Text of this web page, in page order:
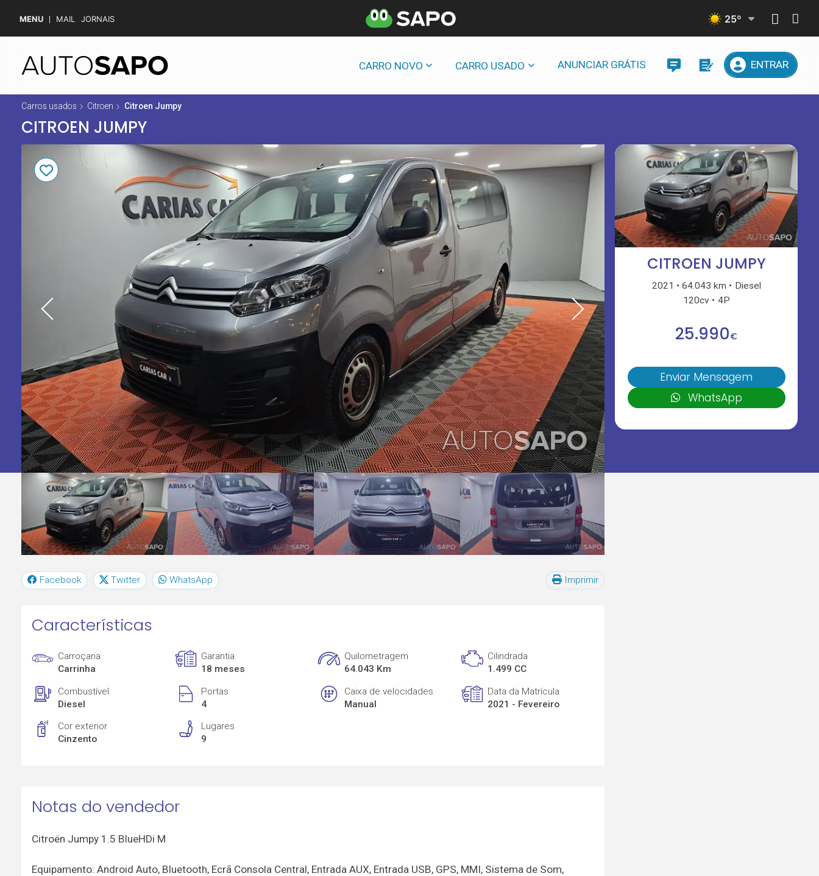
MENU MAIL JORNAIS 25º
CARRO NOVO CARRO USADO ANUNCIAR GRÁTIS ENTRAR
Carros usados Citroen Citroen Jumpy
CITROEN JUMPY
CITROEN JUMPY
2021 64.043 km
Diesel
120cv
4P
25.990€
Enviar Mensagem
WhatsApp
Facebook Twitter WhatsApp Imprimir
Características
Carroçaria
Carrinha
Garantia
18 meses
Quilometragem
64.043 Km
Cilindrada
1.499 CC
Combustível
Diesel
Portas
4
Caixa de velocidades
Manual
Data da Matrícula
2021 - Fevereiro
Cor exterior
Cinzento
Lugares
9
Notas do vendedor
Citroën Jumpy 1.5 BlueHDi M
Equipamento: Android Auto, Bluetooth, Ecrã Consola Central, Entrada AUX, Entrada USB, GPS, MMI, Sistema de Som,